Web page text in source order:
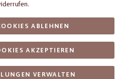
de Champagne
mit Marc-de-Champagne-
VERWALTEN
AKZEPTIEREN
ABLEHNEN